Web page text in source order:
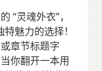
“灵魂外衣”，
魅力的选择！
章节标题字
你翻开一本用